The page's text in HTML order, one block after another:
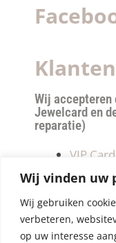
Wij vinden uw
Wij gebruiken
verbeteren,
op uw interesse
Wij accepteren
Jewelcard en
reparatie)
VIP Card
Privacy